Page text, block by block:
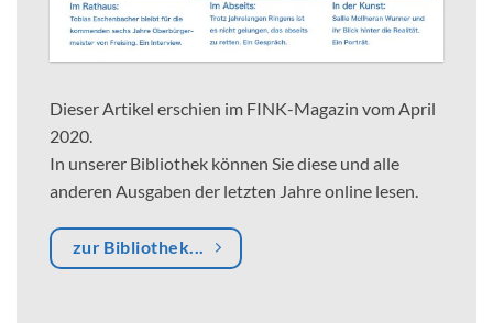
Dieser Artikel erschien im FINK-Magazin vom April
2020.
In unserer Bibliothek können Sie diese und alle
anderen Ausgaben der letzten Jahre online lesen.
zur Bibliothek...